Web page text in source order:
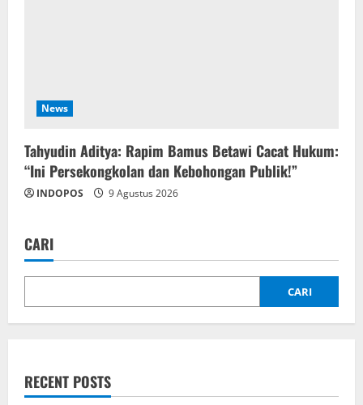
News
‎Tahyudin Aditya: Rapim Bamus Betawi Cacat Hukum:
“Ini Persekongkolan dan Kebohongan Publik!”
INDOPOS 9 Agustus 2026
CARI
CARI
RECENT POSTS